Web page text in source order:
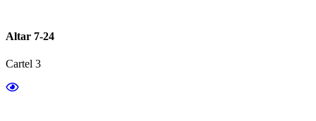
Altar 7-24
Cartel 3